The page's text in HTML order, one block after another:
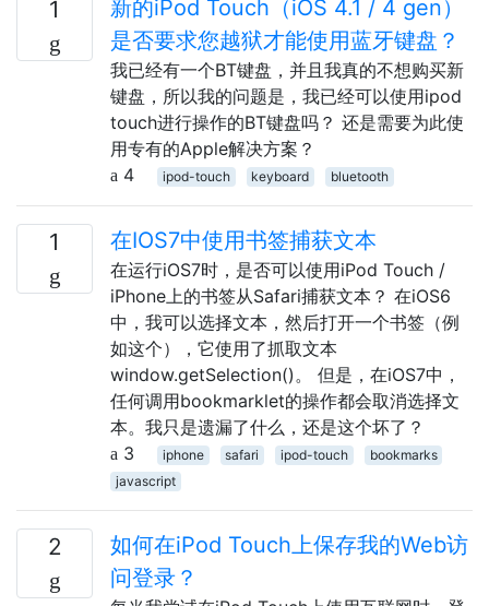
1
新的iPod Touch（iOS 4.1 / 4 gen）
是否要求您越狱才能使用蓝牙键盘？
我已经有一个BT键盘，并且我真的不想购买新
键盘，所以我的问题是，我已经可以使用ipod
touch进行操作的BT键盘吗？ 还是需要为此使
用专有的Apple解决方案？
4
ipod-touch keyboard bluetooth
1 在IOS7中使用书签捕获文本
在运行iOS7时，是否可以使用iPod Touch /
iPhone上的书签从Safari捕获文本？ 在iOS6
中，我可以选择文本，然后打开一个书签（例
如这个），它使用了抓取文本
window.getSelection()。 但是，在iOS7中，
任何调用bookmarklet的操作都会取消选择文
本。我只是遗漏了什么，还是这个坏了？
3
iphone safari ipod-touch
bookmarks
javascript
2
如何在iPod Touch上保存我的Web访
问登录？